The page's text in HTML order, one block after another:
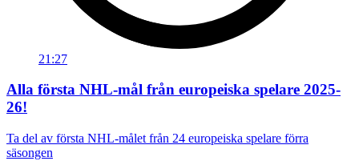
21:27
Alla första NHL-mål från europeiska spelare 2025-
26!
Ta del av första NHL-målet från 24 europeiska spelare förra
säsongen